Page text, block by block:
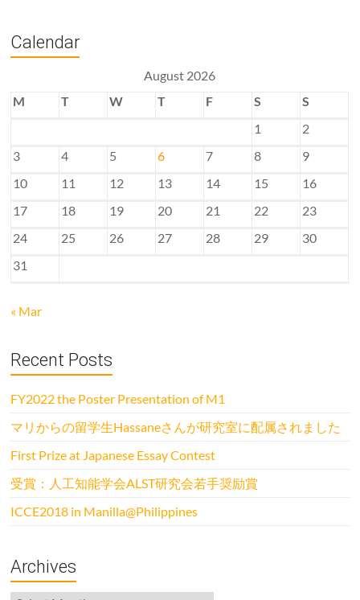
Calendar
August 2026
M
T W T F S
S
1
2
3
4 5 6 7 8
9
10
11 12 13 14 15
16
17
18 19 20 21 22
23
24
25 26 27 28 29
30
31
« Mar
Recent Posts
FY2022 the Poster Presentation of M1
マリからの留学生Hassaneさんが研究室に配属されました
First Prize at Japanese Essay Contest
受賞：人工知能学会ALST研究会若手奨励賞
ICCE2018 in Manilla@Philippines
Archives